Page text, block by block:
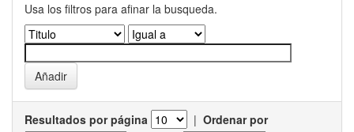
Usa los filtros para afinar la busqueda.
Resultados por página | Ordenar por